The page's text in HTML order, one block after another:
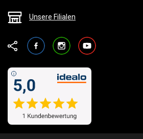
Unsere Filialen
FacebookInstagramYouTube